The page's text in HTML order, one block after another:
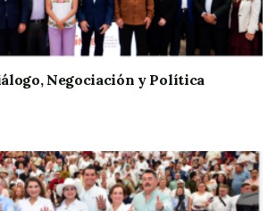
Negociación y Política